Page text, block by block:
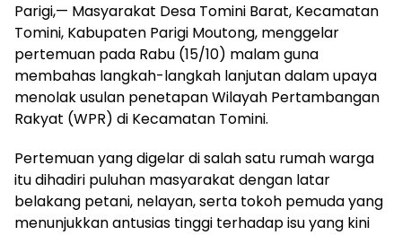
Parigi,— Masyarakat Desa Tomini Barat, Kecamatan
Tomini, Kabupaten Parigi Moutong, menggelar
pertemuan pada Rabu (15/10) malam guna
membahas langkah-langkah lanjutan dalam upaya
menolak usulan penetapan Wilayah Pertambangan
Rakyat (WPR) di Kecamatan Tomini.
Pertemuan yang digelar di salah satu rumah warga
itu dihadiri puluhan masyarakat dengan latar
belakang petani, nelayan, serta tokoh pemuda yang
menunjukkan antusias tinggi terhadap isu yang kini